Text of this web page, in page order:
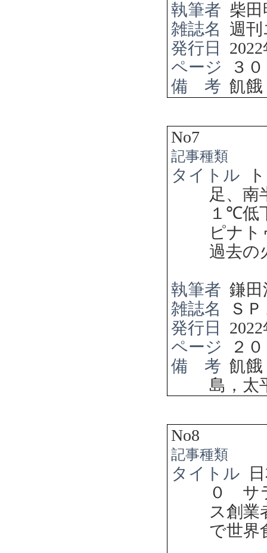
執筆者 柴田
雑誌名
週
発行日
2022
ページ
３０
備 考 飢餓
No7
記事種類
タイトル
足、
１ ℃低
ピナ
過去の
執筆者 鎌田
雑誌名
Ｓ
発行日
2022
ページ
２
備 考 飢
島，太
No8
記事種類
タイトル
０ サ
ス創
で世界